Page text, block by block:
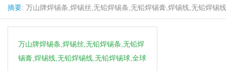
摘要: 万山牌焊锡条,焊锡丝,无铅焊锡条,无铅焊锡膏,焊锡线,无铅焊
万山牌焊锡条,焊锡丝,无铅焊锡条,无铅焊
锡膏,焊锡线,无铅焊锡线,无铅焊锡球,全球